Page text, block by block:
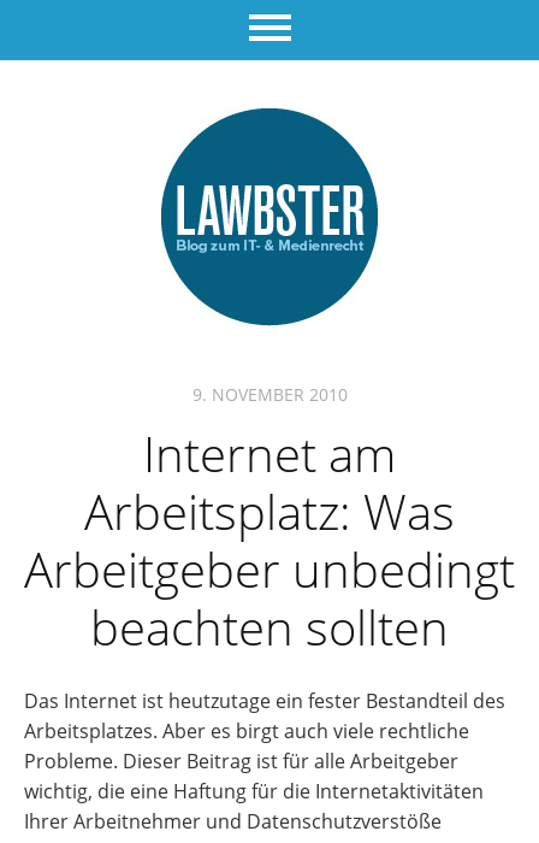
9. NOVEMBER 2010
Internet am
Arbeitsplatz: Was
Arbeitgeber unbedingt
beachten sollten
Das Internet ist heutzutage ein fester Bestandteil des
Arbeitsplatzes. Aber es birgt auch viele rechtliche
Probleme. Dieser Beitrag ist für alle Arbeitgeber
wichtig, die eine Haftung für die Internetaktivitäten
Ihrer Arbeitnehmer und Datenschutzverstöße